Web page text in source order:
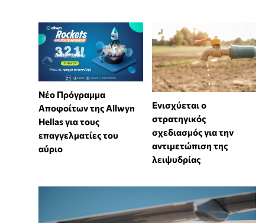
Νέο Πρόγραμμα
Αποφοίτων της Allwyn
Hellas για τους
επαγγελματίες του
αύριο
Ενισχύεται ο
στρατηγικός
σχεδιασμός για την
αντιμετώπιση της
λειψυδρίας